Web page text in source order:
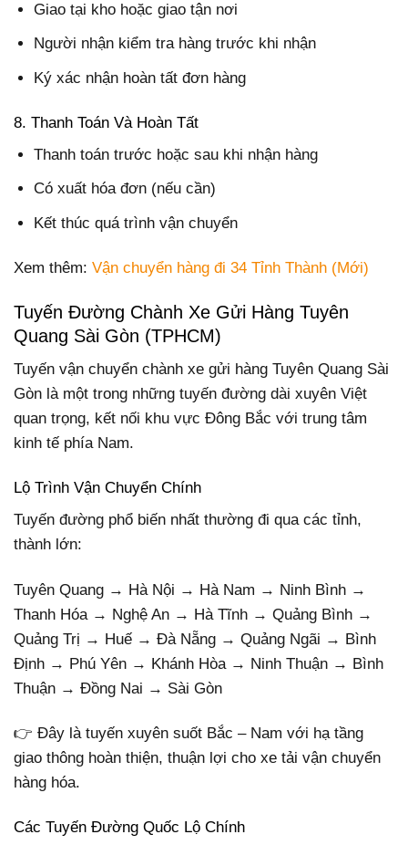
Giao tại kho hoặc giao tận nơi
Người nhận kiểm tra hàng trước khi nhận
Ký xác nhận hoàn tất đơn hàng
8. Thanh Toán Và Hoàn Tất
Thanh toán trước hoặc sau khi nhận hàng
Có xuất hóa đơn (nếu cần)
Kết thúc quá trình vận chuyển
Xem thêm: Vận chuyển hàng đi 34 Tỉnh Thành (Mới)
Tuyến Đường Chành Xe Gửi Hàng Tuyên
Quang Sài Gòn (TPHCM)
Tuyến vận chuyển chành xe gửi hàng Tuyên Quang Sài
Gòn là một trong những tuyến đường dài xuyên Việt
quan trọng, kết nối khu vực Đông Bắc với trung tâm
kinh tế phía Nam.
Lộ Trình Vận Chuyển Chính
Tuyến đường phổ biến nhất thường đi qua các tỉnh,
thành lớn:
Tuyên Quang → Hà Nội → Hà Nam → Ninh Bình →
Thanh Hóa → Nghệ An → Hà Tĩnh → Quảng Bình →
Quảng Trị → Huế → Đà Nẵng → Quảng Ngãi → Bình
Định → Phú Yên → Khánh Hòa → Ninh Thuận → Bình
Thuận → Đồng Nai → Sài Gòn
👉 Đây là tuyến xuyên suốt Bắc – Nam với hạ tầng
giao thông hoàn thiện, thuận lợi cho xe tải vận chuyển
hàng hóa.
Các Tuyến Đường Quốc Lộ Chính